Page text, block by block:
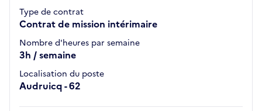
Type de contrat
Contrat de mission intérimaire
Nombre d'heures par semaine
3h / semaine
Localisation du poste
Audruicq - 62